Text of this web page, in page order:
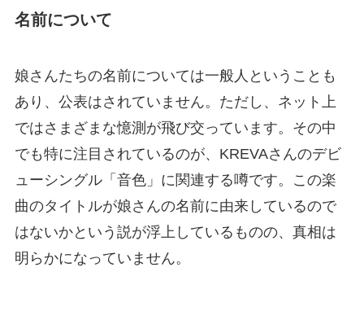
名前について
娘さんたちの名前については一般人ということも
あり、公表はされていません。ただし、ネット上
ではさまざまな憶測が飛び交っています。その中
でも特に注目されているのが、KREVAさんのデビ
ューシングル「音色」に関連する噂です。この楽
曲のタイトルが娘さんの名前に由来しているので
はないかという説が浮上しているものの、真相は
明らかになっていません。